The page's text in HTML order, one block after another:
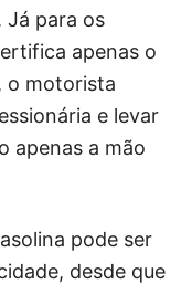
Já para os
apenas o
o motorista
e levar
apenas a mão
pode ser
desde que